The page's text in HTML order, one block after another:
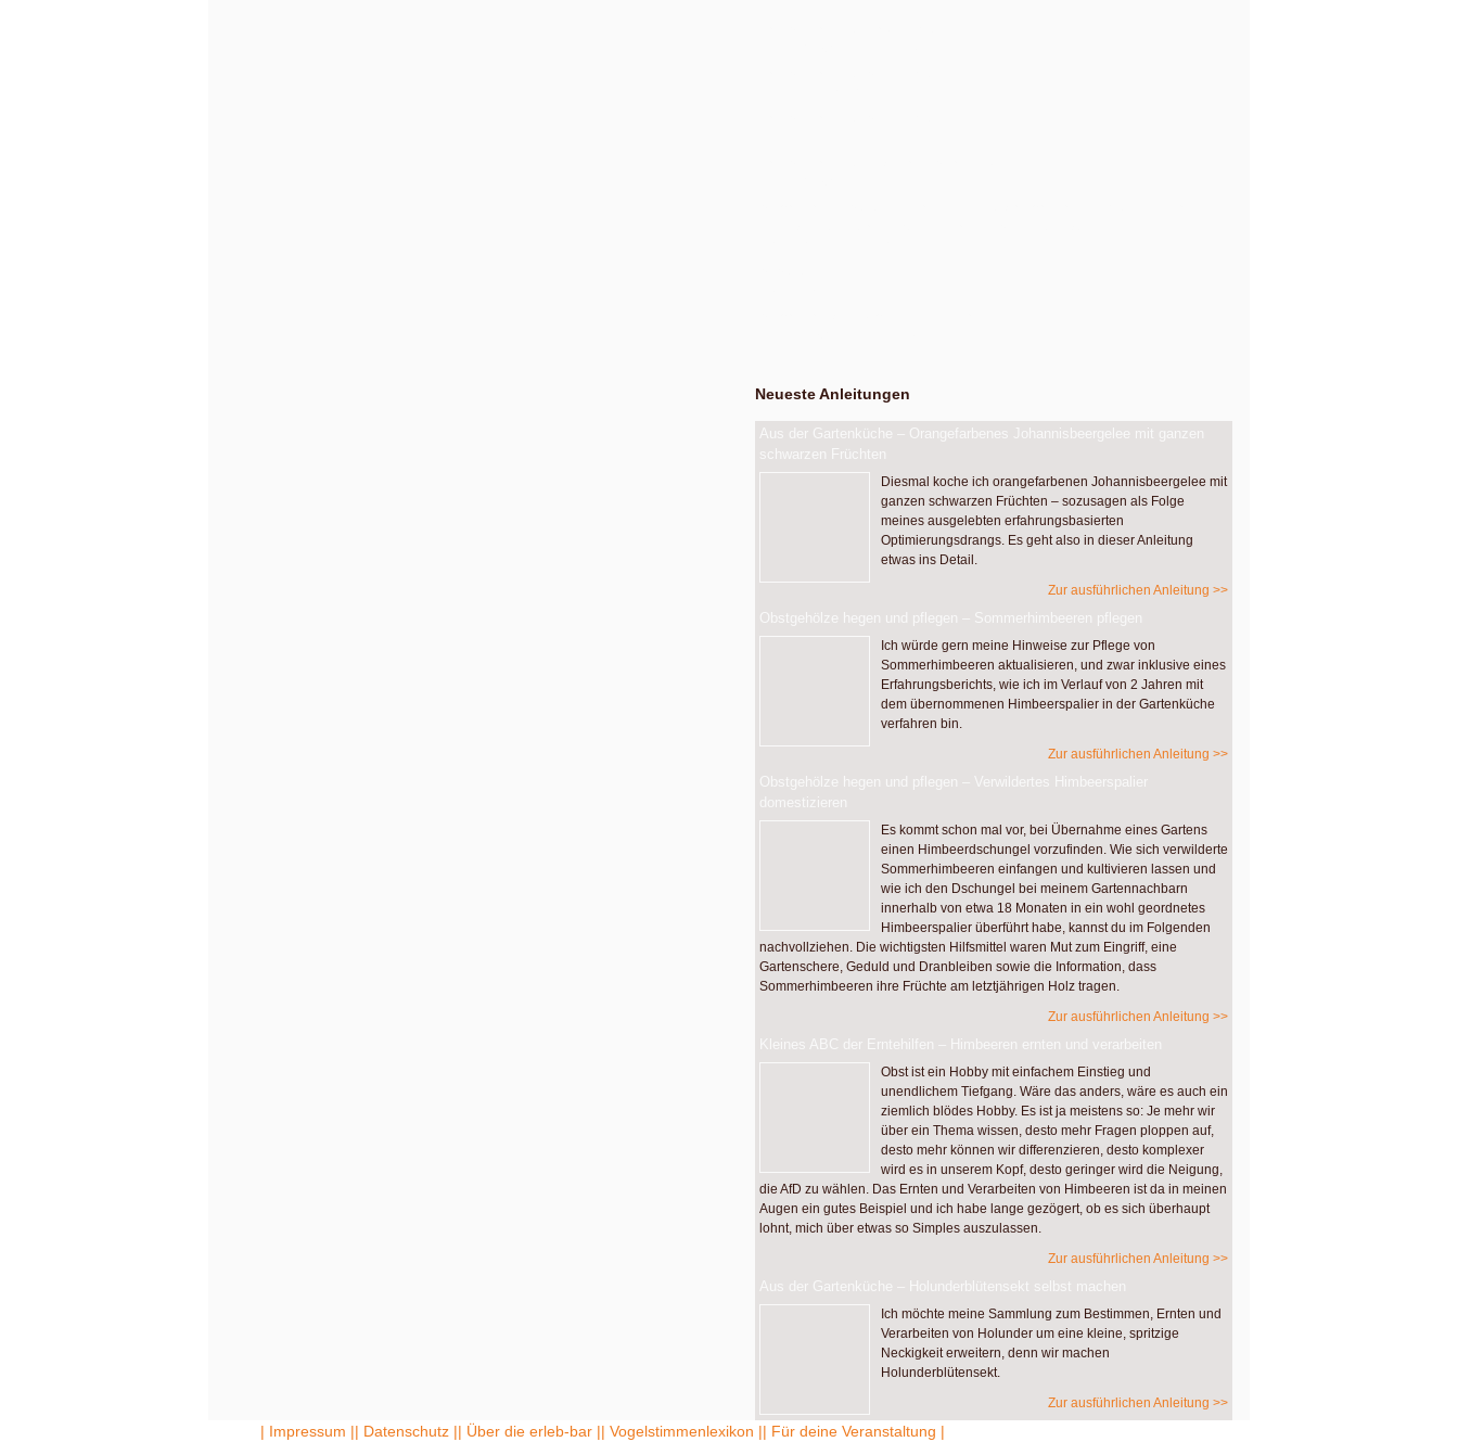
Neueste Anleitungen
Aus der Gartenküche – Orangefarbenes Johannisbeergelee mit ganzen
schwarzen Früchten
Diesmal koche ich orangefarbenen Johannisbeergelee mit
ganzen schwarzen Früchten – sozusagen als Folge
meines ausgelebten erfahrungsbasierten
Optimierungsdrangs. Es geht also in dieser Anleitung
etwas ins Detail.
Zur ausführlichen Anleitung >>
Obstgehölze hegen und pflegen – Sommerhimbeeren pflegen
Ich würde gern meine Hinweise zur Pflege von
Sommerhimbeeren aktualisieren, und zwar inklusive eines
Erfahrungsberichts, wie ich im Verlauf von 2 Jahren mit
dem übernommenen Himbeerspalier in der Gartenküche
verfahren bin.
Zur ausführlichen Anleitung >>
Obstgehölze hegen und pflegen – Verwildertes Himbeerspalier
domestizieren
Es kommt schon mal vor, bei Übernahme eines Gartens
einen Himbeerdschungel vorzufinden. Wie sich verwilderte
Sommerhimbeeren einfangen und kultivieren lassen und
wie ich den Dschungel bei meinem Gartennachbarn
innerhalb von etwa 18 Monaten in ein wohl geordnetes
Himbeerspalier überführt habe, kannst du im Folgenden
nachvollziehen. Die wichtigsten Hilfsmittel waren Mut zum Eingriff, eine
Gartenschere, Geduld und Dranbleiben sowie die Information, dass
Sommerhimbeeren ihre Früchte am letztjährigen Holz tragen.
Zur ausführlichen Anleitung >>
Kleines ABC der Erntehilfen – Himbeeren ernten und verarbeiten
Obst ist ein Hobby mit einfachem Einstieg und
unendlichem Tiefgang. Wäre das anders, wäre es auch ein
ziemlich blödes Hobby. Es ist ja meistens so: Je mehr wir
über ein Thema wissen, desto mehr Fragen ploppen auf,
desto mehr können wir differenzieren, desto komplexer
wird es in unserem Kopf, desto geringer wird die Neigung,
die AfD zu wählen. Das Ernten und Verarbeiten von Himbeeren ist da in meinen
Augen ein gutes Beispiel und ich habe lange gezögert, ob es sich überhaupt
lohnt, mich über etwas so Simples auszulassen.
Zur ausführlichen Anleitung >>
Aus der Gartenküche – Holunderblütensekt selbst machen
Ich möchte meine Sammlung zum Bestimmen, Ernten und
Verarbeiten von Holunder um eine kleine, spritzige
Neckigkeit erweitern, denn wir machen
Holunderblütensekt.
Zur ausführlichen Anleitung >>
| Impressum || Datenschutz || Über die erleb-bar || Vogelstimmenlexikon || Für deine Veranstaltung |